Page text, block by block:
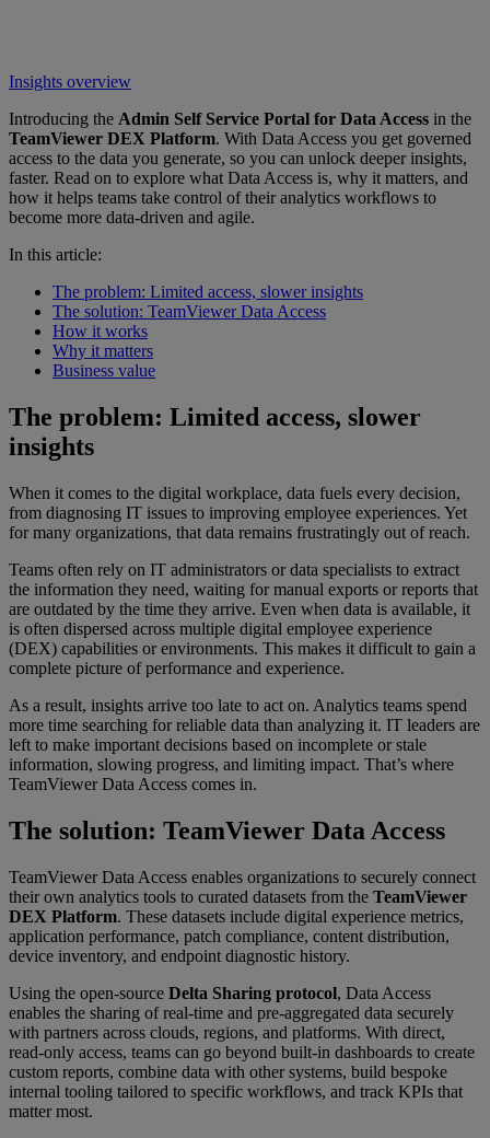
Insights overview
Introducing the Admin Self Service Portal for Data Access in the
TeamViewer DEX Platform. With Data Access you get governed
access to the data you generate, so you can unlock deeper insights,
faster. Read on to explore what Data Access is, why it matters, and
how it helps teams take control of their analytics workflows to
become more data-driven and agile.
In this article:
The problem: Limited access, slower insights
The solution: TeamViewer Data Access
How it works
Why it matters
Business value
The problem: Limited access, slower
insights
When it comes to the digital workplace, data fuels every decision,
from diagnosing IT issues to improving employee experiences. Yet
for many organizations, that data remains frustratingly out of reach.
Teams often rely on IT administrators or data specialists to extract
the information they need, waiting for manual exports or reports that
are outdated by the time they arrive. Even when data is available, it
is often dispersed across multiple digital employee experience
(DEX) capabilities or environments. This makes it difficult to gain a
complete picture of performance and experience.
As a result, insights arrive too late to act on. Analytics teams spend
more time searching for reliable data than analyzing it. IT leaders are
left to make important decisions based on incomplete or stale
information, slowing progress, and limiting impact. That’s where
TeamViewer Data Access comes in.
The solution: TeamViewer Data Access
TeamViewer Data Access enables organizations to securely connect
their own analytics tools to curated datasets from the TeamViewer
DEX Platform. These datasets include digital experience metrics,
application performance, patch compliance, content distribution,
device inventory, and endpoint diagnostic history.
Using the open-source Delta Sharing protocol, Data Access
enables the sharing of real-time and pre-aggregated data securely
with partners across clouds, regions, and platforms. With direct,
read-only access, teams can go beyond built-in dashboards to create
custom reports, combine data with other systems, build bespoke
internal tooling tailored to specific workflows, and track KPIs that
matter most.